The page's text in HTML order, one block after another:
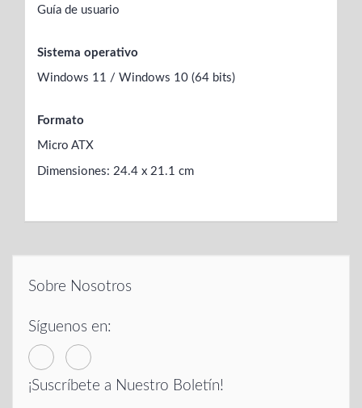
Guía de usuario
Sistema operativo
Windows 11 / Windows 10 (64 bits)
Formato
Micro ATX
Dimensiones: 24.4 x 21.1 cm
Sobre Nosotros
Síguenos en:
¡Suscríbete a Nuestro Boletín!